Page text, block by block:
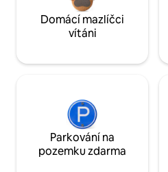
Domácí mazlíčci
vítáni
Parkování na
pozemku zdarma